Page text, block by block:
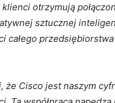
otrzymują
sztucznej
całego przedsiębiorstwa
że Cisco jest naszym